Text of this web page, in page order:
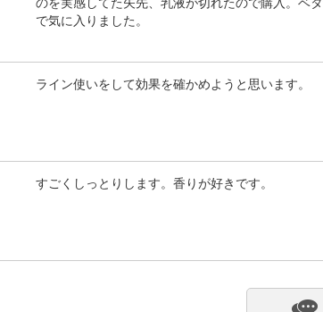
のを実感してた矢先、乳液が切れたので購入。ベ
で気に入りました。
ライン使いをして効果を確かめようと思います。
すごくしっとりします。香りが好きです。